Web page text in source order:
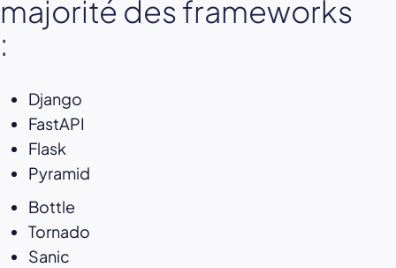
majorité des frameworks
:
Django
FastAPI
Flask
Pyramid
Bottle
Tornado
Sanic